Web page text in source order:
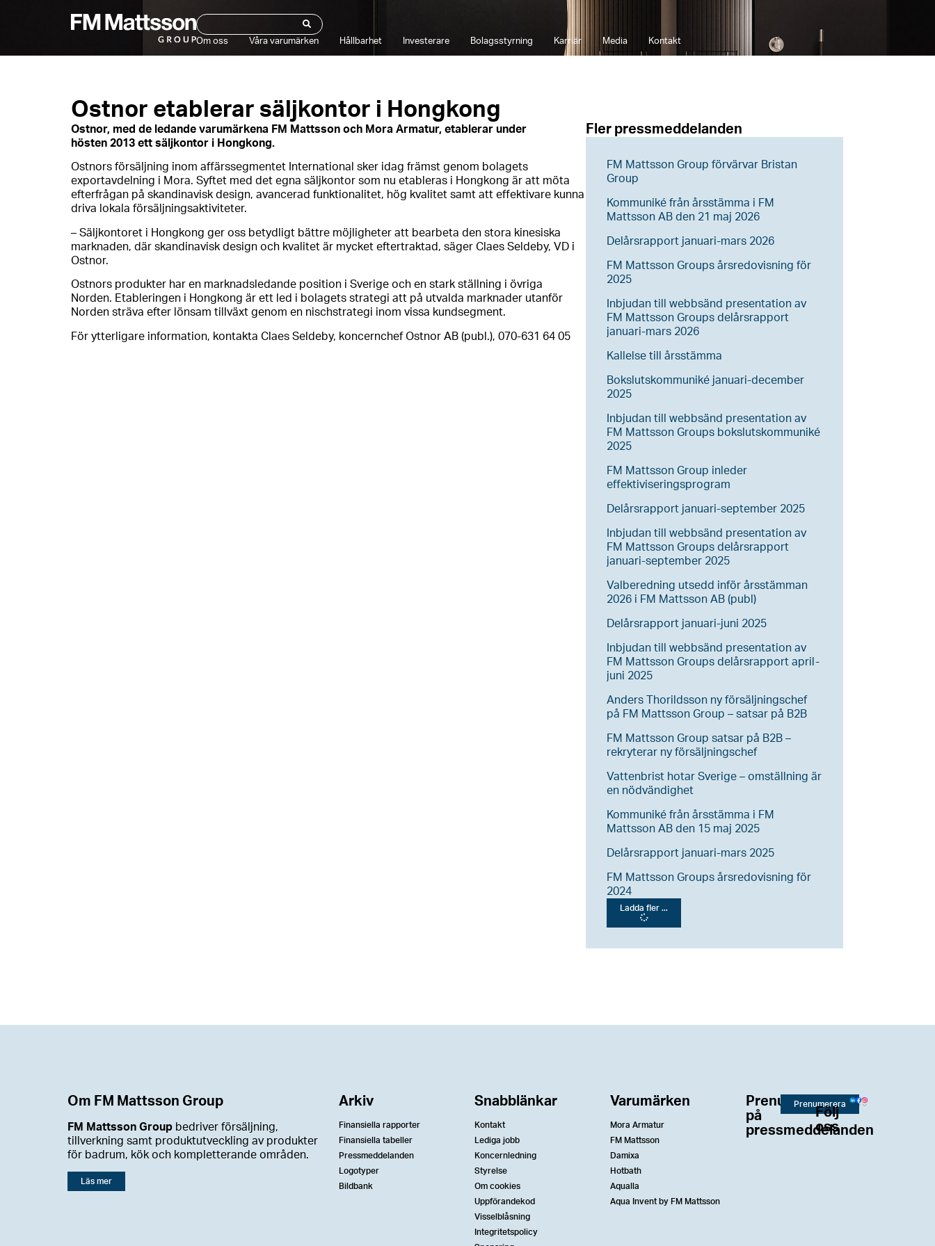
Om oss Våra varumärken Hållbarhet Investerare Bolagsstyrning Karriär Media Kontakt
Ostnor etablerar säljkontor i Hongkong
Ostnor, med de ledande varumärkena FM Mattsson och Mora Armatur, etablerar under
hösten 2013 ett säljkontor i Hongkong.
Ostnors försäljning inom affärssegmentet International sker idag främst genom bolagets
exportavdelning i Mora. Syftet med det egna säljkontor som nu etableras i Hongkong är att möta
efterfrågan på skandinavisk design, avancerad funktionalitet, hög kvalitet samt att effektivare kunna
driva lokala försäljningsaktiviteter.
– Säljkontoret i Hongkong ger oss betydligt bättre möjligheter att bearbeta den stora kinesiska
marknaden, där skandinavisk design och kvalitet är mycket eftertraktad, säger Claes Seldeby, VD i
Ostnor.
Ostnors produkter har en marknadsledande position i Sverige och en stark ställning i övriga
Norden. Etableringen i Hongkong är ett led i bolagets strategi att på utvalda marknader utanför
Norden sträva efter lönsam tillväxt genom en nischstrategi inom vissa kundsegment.
För ytterligare information, kontakta Claes Seldeby, koncernchef Ostnor AB (publ.), 070-631 64 05
Fler pressmeddelanden
FM Mattsson Group förvärvar Bristan
Group
Kommuniké från årsstämma i FM
Mattsson AB den 21 maj 2026
Delårsrapport januari-mars 2026
FM Mattsson Groups årsredovisning för
2025
Inbjudan till webbsänd presentation av
FM Mattsson Groups delårsrapport
januari-mars 2026
Kallelse till årsstämma
Bokslutskommuniké januari-december
2025
Inbjudan till webbsänd presentation av
FM Mattsson Groups bokslutskommuniké
2025
FM Mattsson Group inleder
effektiviseringsprogram
Delårsrapport januari-september 2025
Inbjudan till webbsänd presentation av
FM Mattsson Groups delårsrapport
januari-september 2025
Valberedning utsedd inför årsstämman
2026 i FM Mattsson AB (publ)
Delårsrapport januari-juni 2025
Inbjudan till webbsänd presentation av
FM Mattsson Groups delårsrapport april-
juni 2025
Anders Thorildsson ny försäljningschef
på FM Mattsson Group – satsar på B2B
FM Mattsson Group satsar på B2B –
rekryterar ny försäljningschef
Vattenbrist hotar Sverige – omställning är
en nödvändighet
Kommuniké från årsstämma i FM
Mattsson AB den 15 maj 2025
Delårsrapport januari-mars 2025
FM Mattsson Groups årsredovisning för
2024
Ladda fler ...
Om FM Mattsson Group
FM Mattsson Group bedriver försäljning,
tillverkning samt produktutveckling av produkter
för badrum, kök och kompletterande områden.
Läs mer
Arkiv
Finansiella rapporter
Finansiella tabeller
Pressmeddelanden
Logotyper
Bildbank
Snabblänkar
Kontakt
Lediga jobb
Koncernledning
Styrelse
Om cookies
Uppförandekod
Visselblåsning
Integritetspolicy
Varumärken
Mora Armatur
FM Mattsson
Damixa
Hotbath
Aqualla
Aqua Invent by FM Mattsson
Prenumerera
på
pressmeddelanden
Prenumerera
Följ
oss